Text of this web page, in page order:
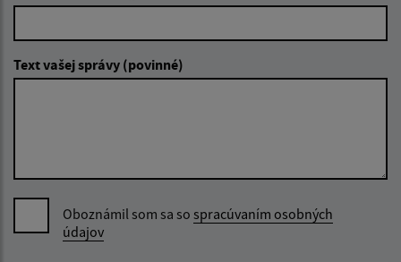
Text vašej správy (povinné)
Oboznámil som sa so spracúvaním osobných
údajov